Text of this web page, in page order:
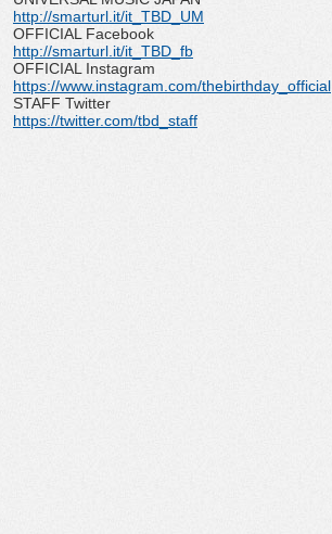
http://smarturl.it/it_TBD_UM
OFFICIAL Facebook
http://smarturl.it/it_TBD_fb
OFFICIAL Instagram
https://www.instagram.com/thebirthday_official
STAFF Twitter
https://twitter.com/tbd_staff